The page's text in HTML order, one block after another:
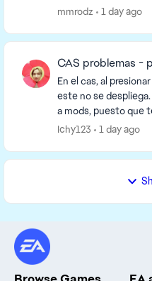
algo, que al salir me
mmrodz 1 day ago
CAS problemas -
En el cas, al
este no se despliega. Estoy segura que no es debido
a mods, puesto que
Ichy123 1 day ago